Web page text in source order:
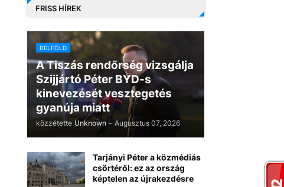
FRISS HÍREK
BELFÖLD
A Tiszás rendőrség vizsgálja
Szijjártó Péter BYD-s
kinevezését vesztegetés
gyanúja miatt
közzétette Unknown - Augusztus 07, 2026
Tarjányi Péter a közmédiás
csörtéről: ez az ország
képtelen az újrakezdésre